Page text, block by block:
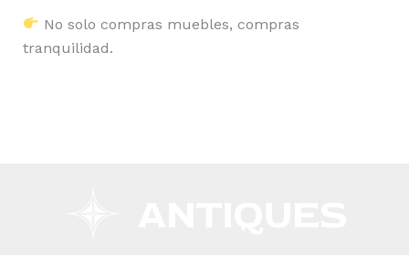
No solo compras muebles, compras
tranquilidad.